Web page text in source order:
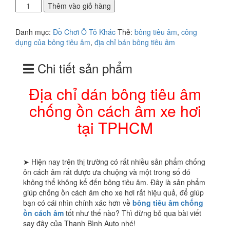
chỉ
bông
tiêu
chống
ồn
lượng
Thêm vào giỏ hàng
Danh mục: Đồ Chơi Ô Tô Khác Thẻ: bông tiêu âm, công
dụng của bông tiêu âm, địa chỉ bán bông tiêu âm
Chi tiết sản phẩm
Địa chỉ dán bông tiêu âm
chống ồn cách âm xe hơi
tại TPHCM
➤ Hiện nay trên thị trường có rất nhiều sản phẩm chống
ôn cách âm rất được ưa chuộng và một trong số đó
không thể không kể đến bông tiêu âm. Đây là sản phẩm
giúp chống ồn cách âm cho xe hơi rất hiệu quả, để giúp
bạn có cái nhìn chính xác hơn về bông tiêu âm chống
ồn cách âm tốt như thế nào? Thì đừng bỏ qua bài viết
say đây của Thanh Bình Auto nhé!